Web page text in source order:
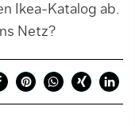
Ikea-Katalog ab.
Netz?